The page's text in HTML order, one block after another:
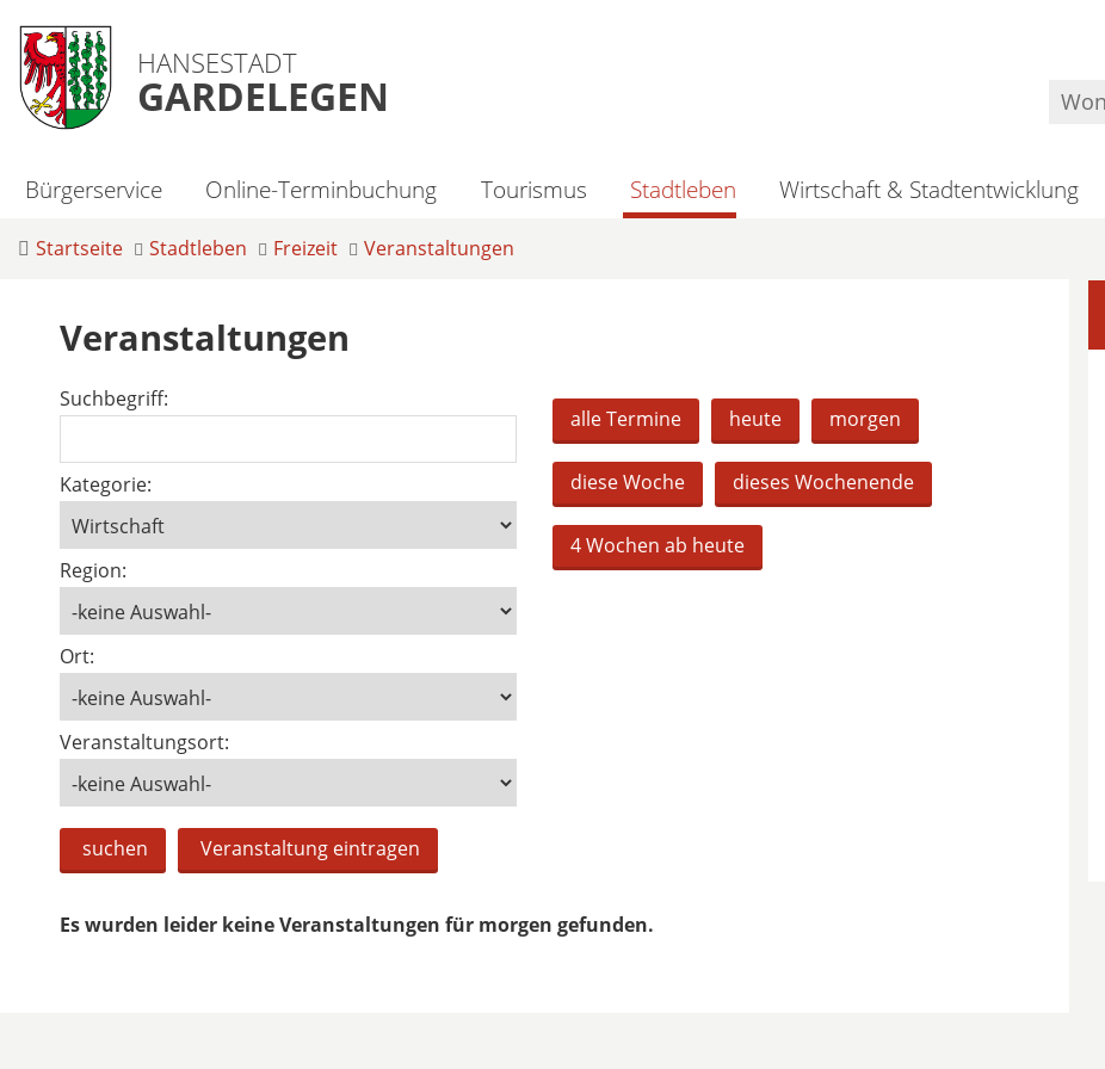
HANSESTADT
GARDELEGEN
Bürgerservice Online-Terminbuchung Tourismus Stadtleben Wirtschaft & Stadtentwicklung
Startseite Stadtleben Freizeit Veranstaltungen
Veranstaltungen
Suchbegriff:
Kategorie:
Region:
Ort:
Veranstaltungsort:
suchen Veranstaltung eintragen
alle Termine heute morgen
diese Woche dieses Wochenende
4 Wochen ab heute
Es wurden leider keine Veranstaltungen für morgen gefunden.